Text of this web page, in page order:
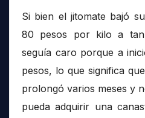
Si bien el jitomate bajó
80 pesos por kilo a
seguía caro porque a
pesos, lo que significa
prolongó varios meses y
pueda adquirir una